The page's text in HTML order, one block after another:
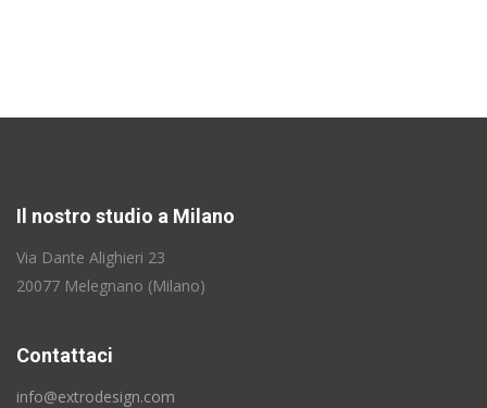
Il nostro studio a Milano
Via Dante Alighieri 23
20077 Melegnano (Milano)
Contattaci
info@extrodesign.com